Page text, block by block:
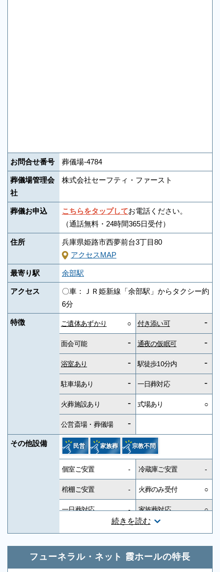
お問合せ番号 葬儀場-4784
葬儀場管理会
社
株式会社セーフティ・ファースト
葬儀お申込 こちらをタップしてお電話ください。
（通話無料・24時間365日受付）
住所
兵庫県姫路市西夢前台3丁目80
アクセスMAP
最寄り駅 余部駅
アクセス
〇車：ＪＲ姫新線「余部駅」からタクシー約
6分
特徴 ご遺体あずかり ○ 付き添い可 -
面会可能 - 通夜の仮眠可 -
浴室あり - 駅徒歩10分内 -
駐車場あり - 一日葬対応 -
火葬施設あり - 式場あり ○
公営斎場・葬儀場 -
その他設備 民営 家族葬 宗教不問
続きを読む
個室ご安置 - 冷蔵庫ご安置 -
棺棚ご安置 - 火葬のみ受付 ○
一日葬対応 - 家族葬対応 ○
友人葬対応 - 社葬対応 -
フューネラル・ネット 霞ホールの特長